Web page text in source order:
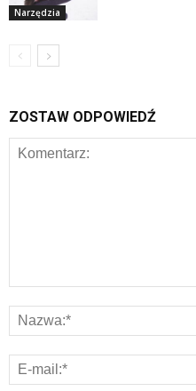
Narzędzia
ZOSTAW ODPOWIEDŹ